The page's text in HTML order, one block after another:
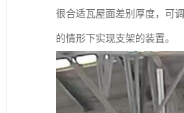
很合适瓦屋面差别厚度，可
的情形下实现支架的装置。